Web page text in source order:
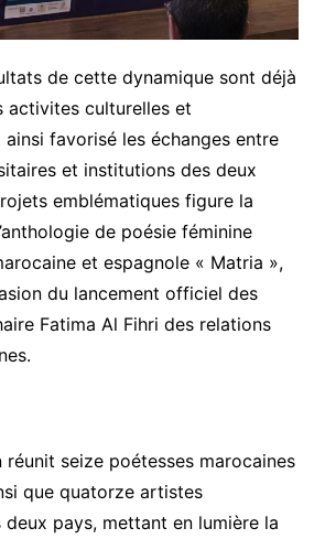
de cette dynamique sont déjà
activites culturelles et
favorisé les échanges entre
et institutions des deux
emblématiques figure la
de poésie féminine
et espagnole « Matria »,
du lancement officiel des
Fatima Al Fihri des relations
seize poétesses marocaines
que quatorze artistes
deux pays, mettant en lumière la